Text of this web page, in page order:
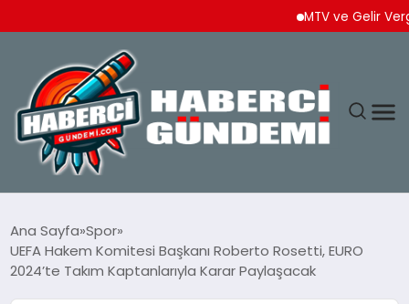
MTV ve Gelir Vergisi
YAŞAM
Ana Sayfa Spor
UEFA Hakem Komitesi Başkanı Roberto Rosetti, EURO
2024’te Takım Kaptanlarıyla Karar Paylaşacak